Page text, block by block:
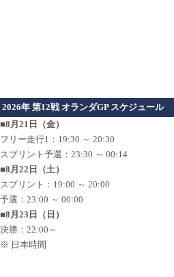
2026年 第12戦 オランダGP スケジュール
■8月21日（金）
フリー走行1：19:30 ～ 20:30
スプリント予選：23:30 ～ 00:14
■8月22日（土）
スプリント：19:00 ～ 20:00
予選：23:00 ～ 00:00
■8月23日（日）
決勝：22:00～
※ 日本時間